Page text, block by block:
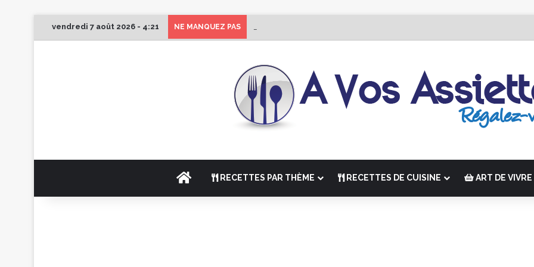
vendredi 7 août 2026 - 4:21 NE MANQUEZ PAS
ACCUEILRECETTES PAR THÈME RECETTES DE CUISINE ART DE VIVRE